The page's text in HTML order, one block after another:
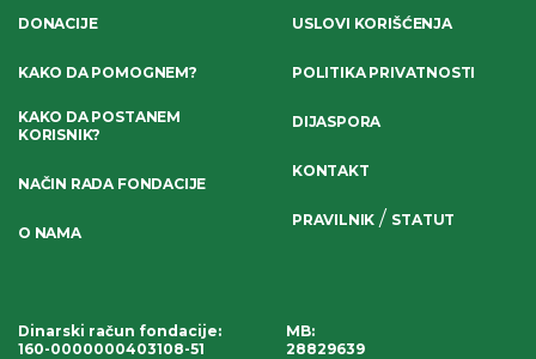
DONACIJE
KAKO DA POMOGNEM?
KAKO DA POSTANEM
KORISNIK?
NAČIN RADA FONDACIJE
O NAMA
USLOVI KORIŠĆENJA
POLITIKA PRIVATNOSTI
DIJASPORA
KONTAKT
PRAVILNIK / STATUT
Dinarski račun fondacije:
160-0000000403108-51
MB:
28829639